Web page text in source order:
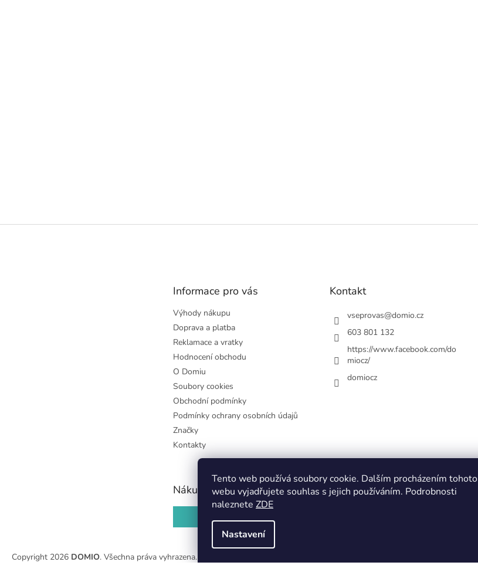
Tento web používá soubory cookie. Dalším procházením tohoto
webu vyjadřujete souhlas s jejich používáním. Podrobnosti
naleznete ZDE
Nastavení
Z
Informace pro vás
Výhody nákupu
Doprava a platba
Reklamace a vratky
Hodnocení obchodu
O Domiu
Soubory cookies
Obchodní podmínky
Podmínky ochrany osobních údajů
Značky
Kontakty
Kontakt
vseprovas@domio.cz
603 801 132
https://www.facebook.com/do
miocz/
domiocz
Nákupní košík
Copyright 2026 DOMIO. Všechna práva vyhrazena.